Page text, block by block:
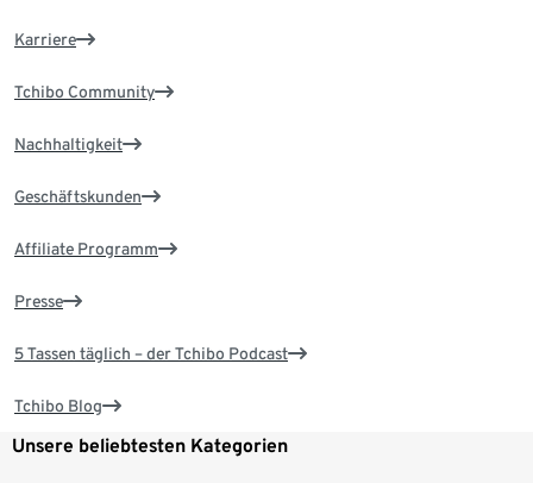
Karriere
Tchibo Community
Nachhaltigkeit
Geschäftskunden
Affiliate Programm
Presse
5 Tassen täglich – der Tchibo Podcast
Tchibo Blog
Unsere beliebtesten Kategorien